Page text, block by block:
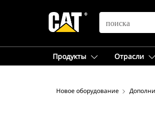
SEARCH
Продукты Отрасли
Новое оборудование